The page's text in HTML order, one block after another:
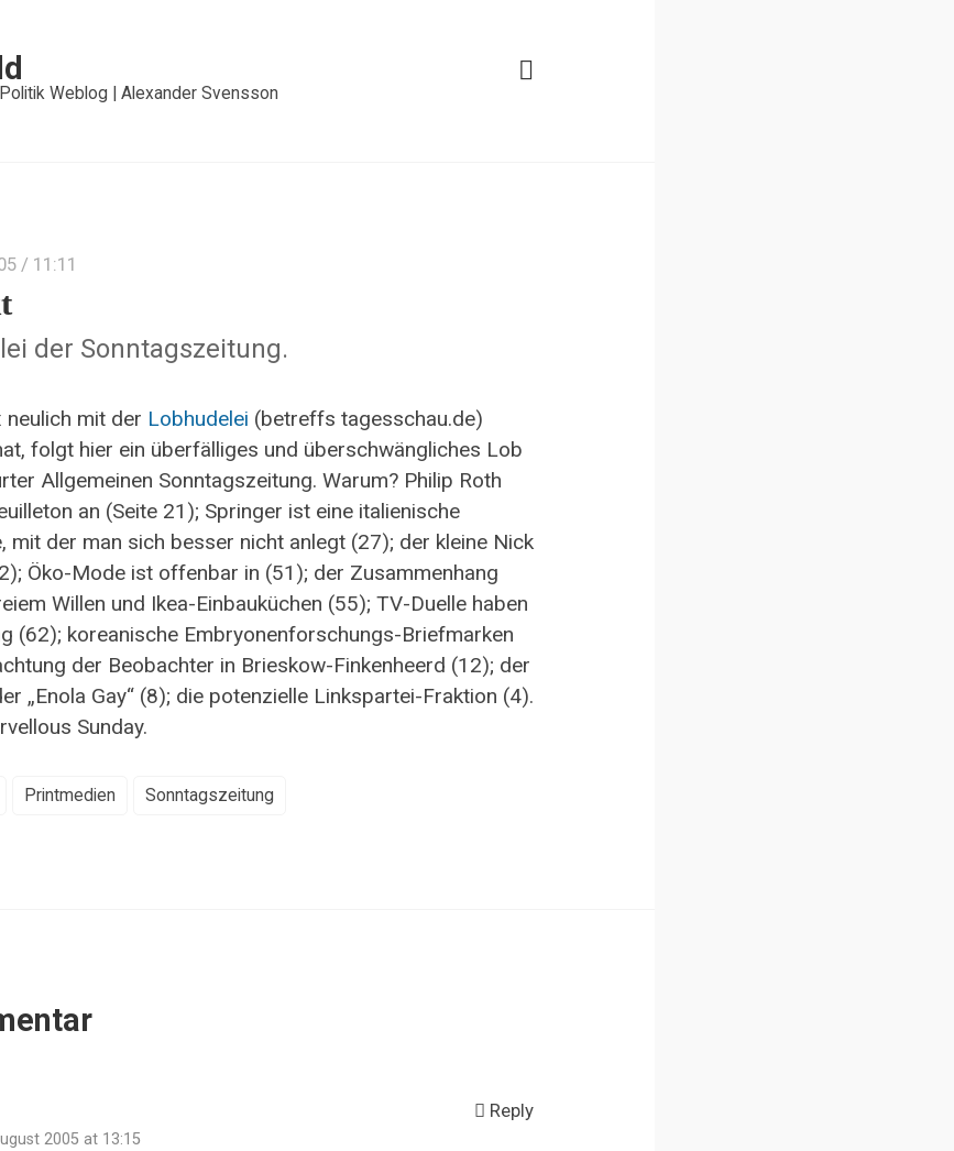
Weblog | Alexander Svensson
/ 11:11
der Sonntagszeitung.
neulich mit der Lobhudelei (betreffs tagesschau.de)
folgt hier ein überfälliges und überschwängliches Lob
Allgemeinen Sonntagszeitung. Warum? Philip Roth
an (Seite 21); Springer ist eine italienische
mit der man sich besser nicht anlegt (27); der kleine Nick
Öko-Mode ist offenbar in (51); der Zusammenhang
Willen und Ikea-Einbauküchen (55); TV-Duelle haben
(62); koreanische Embryonenforschungs-Briefmarken
der Beobachter in Brieskow-Finkenheerd (12); der
„Enola Gay“ (8); die potenzielle Linkspartei-Fraktion (4).
Sunday.
Printmedien Sonntagszeitung
2005 at 13:15
Reply